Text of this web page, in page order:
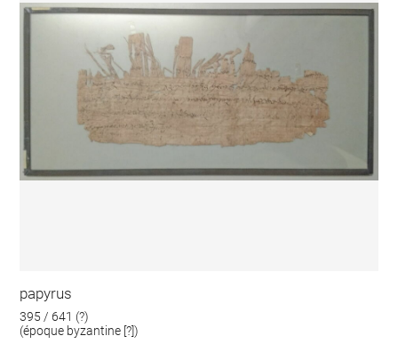
papyrus
395 / 641 (?)
(époque byzantine [?])